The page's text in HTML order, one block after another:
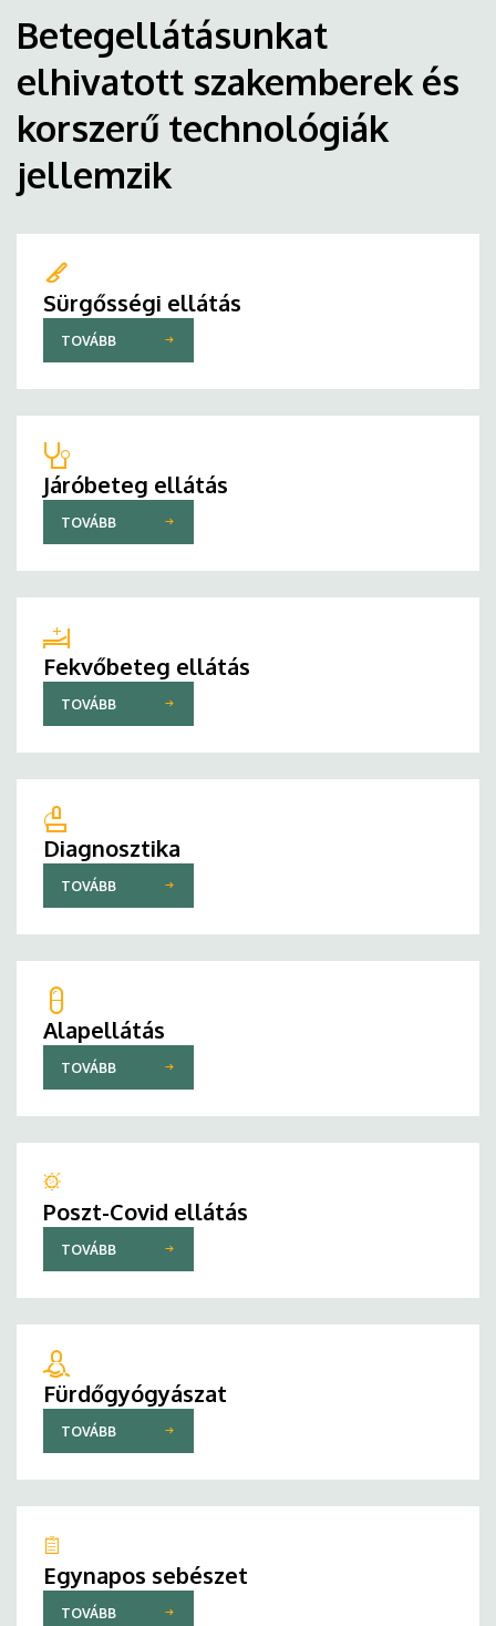
Betegellátásunkat
elhivatott szakemberek és
korszerű technológiák
jellemzik
Sürgősségi ellátás
TOVÁBB
Járóbeteg ellátás
TOVÁBB
Fekvőbeteg ellátás
TOVÁBB
Diagnosztika
TOVÁBB
Alapellátás
TOVÁBB
Poszt-Covid ellátás
TOVÁBB
Fürdőgyógyászat
TOVÁBB
Egynapos sebészet
TOVÁBB